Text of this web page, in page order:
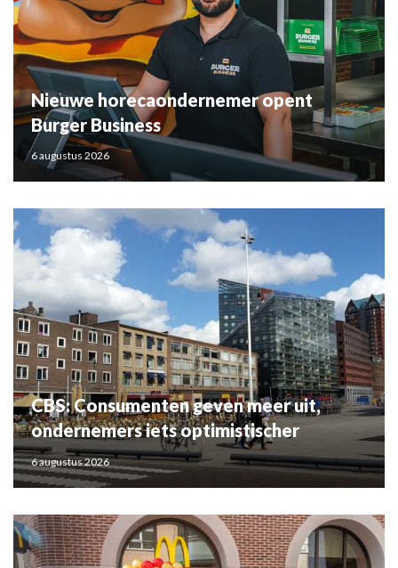
Nieuwe horecaondernemer opent
Burger Business
6 augustus 2026
CBS: Consumenten geven meer uit,
ondernemers iets optimistischer
6 augustus 2026